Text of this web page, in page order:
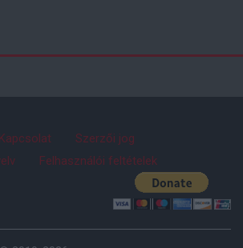
Kapcsolat
Szerzői jog
Felhasználói feltételek